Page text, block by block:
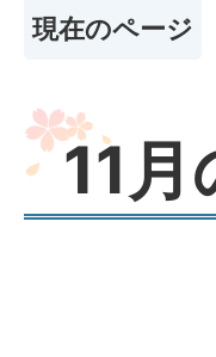
現在のページ
11